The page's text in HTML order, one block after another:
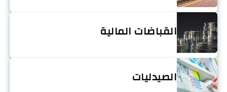
القباضات المالية
الصيدليات